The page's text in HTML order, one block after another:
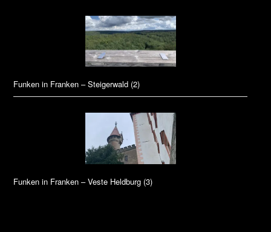
Funken in Franken – Steigerwald (2)
Funken in Franken – Veste Heldburg (3)